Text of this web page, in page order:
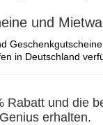
und
in Deutschland
Rabatt und die
erhalten.